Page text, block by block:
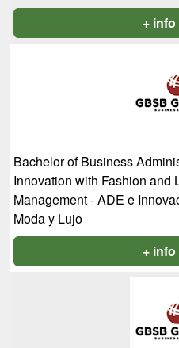
+
Bachelor of Business
Innovation with Fashion and
Management - ADE e
Moda y Lujo
+